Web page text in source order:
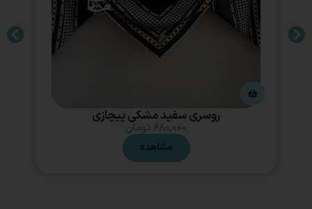
روسری سفید مشکی پیچازی
۶۸۰,۰۰۰ تومان
مشاهده